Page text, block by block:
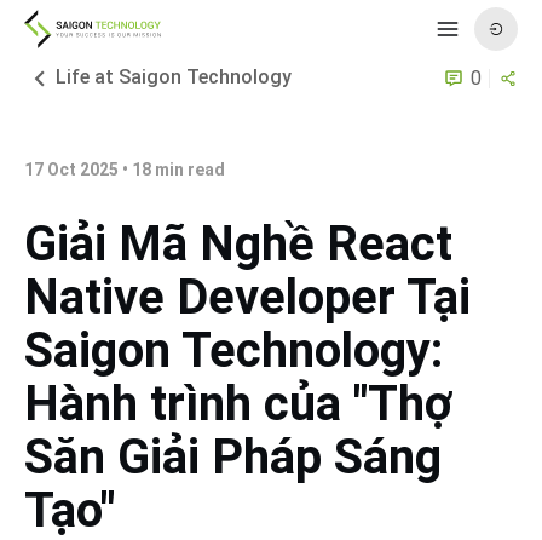
Life at Saigon Technology 0
17 Oct 2025 • 18 min read
Giải Mã Nghề React
Native Developer Tại
Saigon Technology:
Hành trình của "Thợ
Săn Giải Pháp Sáng
Tạo"